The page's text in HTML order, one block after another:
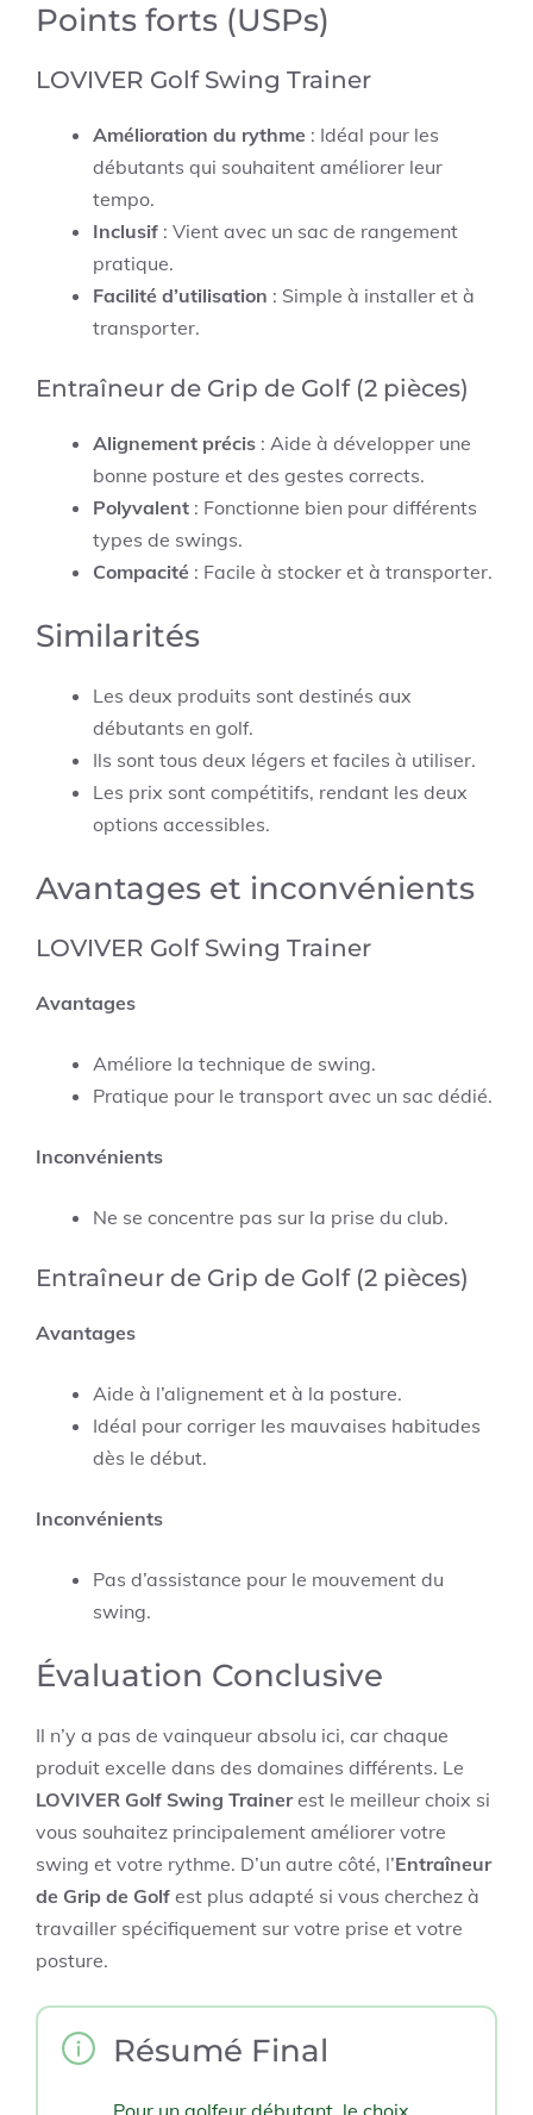
Points forts (USPs)
LOVIVER Golf Swing Trainer
Amélioration du rythme : Idéal pour les
débutants qui souhaitent améliorer leur
tempo.
Inclusif : Vient avec un sac de rangement
pratique.
Facilité d’utilisation : Simple à installer et à
transporter.
Entraîneur de Grip de Golf (2 pièces)
Alignement précis : Aide à développer une
bonne posture et des gestes corrects.
Polyvalent : Fonctionne bien pour différents
types de swings.
Compacité : Facile à stocker et à transporter.
Similarités
Les deux produits sont destinés aux
débutants en golf.
Ils sont tous deux légers et faciles à utiliser.
Les prix sont compétitifs, rendant les deux
options accessibles.
Avantages et inconvénients
LOVIVER Golf Swing Trainer
Avantages
Améliore la technique de swing.
Pratique pour le transport avec un sac dédié.
Inconvénients
Ne se concentre pas sur la prise du club.
Entraîneur de Grip de Golf (2 pièces)
Avantages
Aide à l’alignement et à la posture.
Idéal pour corriger les mauvaises habitudes
dès le début.
Inconvénients
Pas d’assistance pour le mouvement du
swing.
Évaluation Conclusive
Il n’y a pas de vainqueur absolu ici, car chaque
produit excelle dans des domaines différents. Le
LOVIVER Golf Swing Trainerest le meilleur choix si
vous souhaitez principalement améliorer votre
swing et votre rythme. D’un autre côté, l’Entraîneur
de Grip de Golf est plus adapté si vous cherchez à
travailler spécifiquement sur votre prise et votre
posture.
Résumé Final
Pour un golfeur débutant, le choix